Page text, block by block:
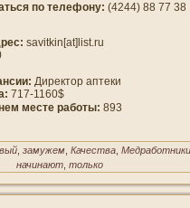
по телефону: (4244) 88 77 38
savitkin[at]list.ru
Директор аптеки
717-1160$
месте работы: 893
, замужем, Качества, Медработники
начинают, только